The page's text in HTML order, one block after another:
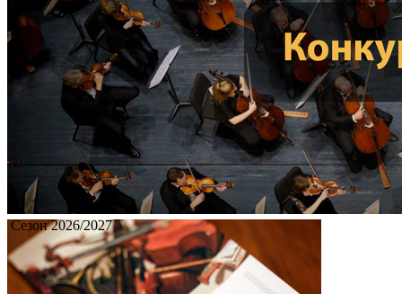
Сезон 2026/2027